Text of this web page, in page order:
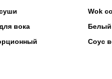
Wok
вока
Белый
Соус